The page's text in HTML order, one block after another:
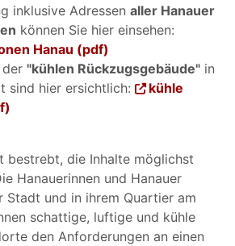
inklusive Adressen aller Hanauer
können Sie hier einsehen:
Hanau (pdf)
der "kühlen Rückzugsgebäude" in
sind hier ersichtlich:
kühle
bestrebt, die Inhalte möglichst
Hanauerinnen und Hanauer
Stadt und in ihrem Quartier am
schattige, luftige und kühle
den Anforderungen an einen